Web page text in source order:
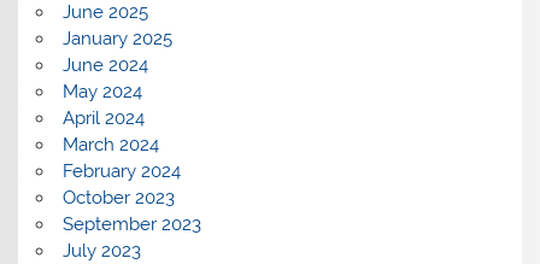
June 2025
January 2025
June 2024
May 2024
April 2024
March 2024
February 2024
October 2023
September 2023
July 2023